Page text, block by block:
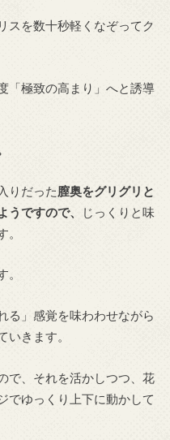
スを数十秒軽くなぞってク
「極致の高まり」へと誘導
りだった膣奥をグリグリと
ですので、
じっくりと味
。
る」感覚を味わわせながら
いきます。
で、それを活かしつつ、花
でゆっくり上下に動かして